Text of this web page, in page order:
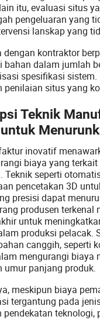
itu, evaluasi situs
pengeluaran yang
lanskap yang
dengan kontraktor
bahan dalam jumlah
spesifikasi sistem.
penilaian situs yang
Teknik
inovatif
biaya yang
Teknik seperti
pencetakan 3D
presisi dapat
produsen terkenal
untuk
produksi pelacak.
canggih, seperti
mengurangi biaya
umur panjang produk.
meskipun biaya
tergantung pada
pendekatan teknologi,